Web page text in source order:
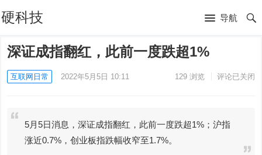
硬科技 导航
深证成指翻红，此前一度跌超1%
互联网日常 2022年5月5日 10:11 129浏览 评论已关闭
5月5日消息，深证成指翻红，此前一度跌超1%；沪指
涨近0.7%，创业板指跌幅收窄至1.7%。